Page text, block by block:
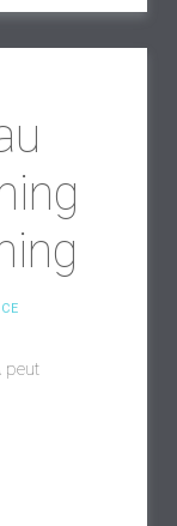
peut